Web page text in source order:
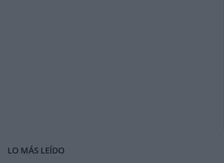
LO MÁS LEÍDO